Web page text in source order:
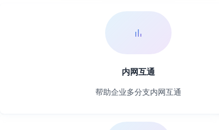
内网互通
帮助企业多分支内网互通